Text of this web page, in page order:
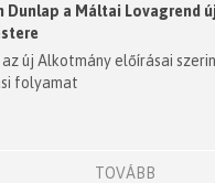
Dunlap a Máltai Lovagrend új
az új Alkotmány előírásai
folyamat
TOVÁBB